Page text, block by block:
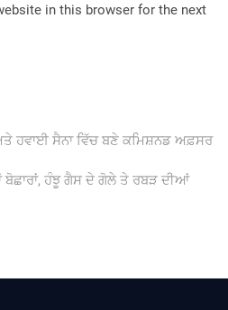
in this browser for the next
ਹਵਾਈ ਸੈਨਾ ਵਿੱਚ ਬਣੇ ਕਮਿਸ਼ਨਡ ਅਫ਼ਸਰ
ਬੋਛਾਰਾਂ, ਹੰਝੂ ਗੈਸ ਦੇ ਗੋਲੇ ਤੇ ਰਬੜ ਦੀਆਂ